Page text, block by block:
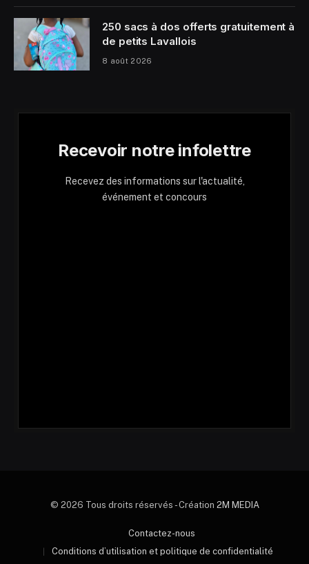
250 sacs à dos offerts gratuitement à
de petits Lavallois
8 août 2026
Recevoir notre infolettre
Recevez des informations sur l'actualité,
événement et concours
© 2026 Tous droits réservés - Création 2M MEDIA
Contactez-nous
Conditions d’utilisation et politique de confidentialité